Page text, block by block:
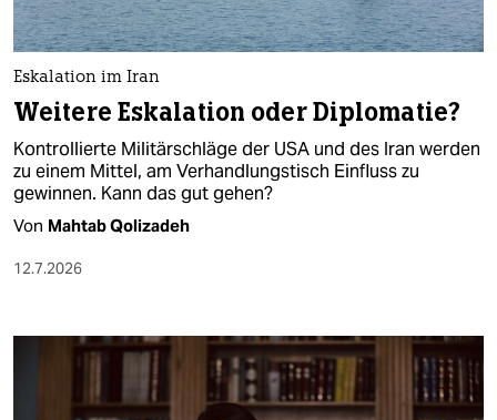
nord
wahrheit
verlag
verlag
veranstaltungen
Eskalation im Iran
Weitere Eskalation oder Diplomatie?
Kontrollierte Militärschläge der USA und des Iran werden
zu einem Mittel, am Verhandlungstisch Einfluss zu
gewinnen. Kann das gut gehen?
Von Mahtab Qolizadeh
12.7.2026